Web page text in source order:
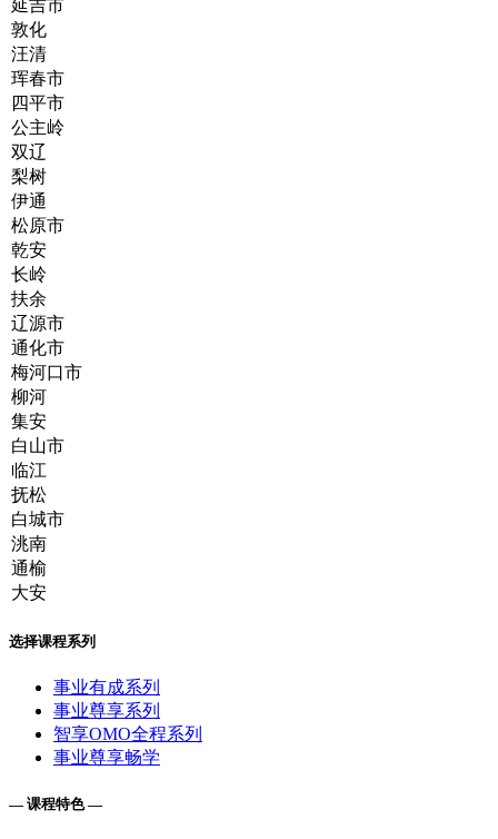
选择课程系列
事业有成系列
事业尊享系列
智享OMO全程系列
事业尊享畅学
— 课程特色 —